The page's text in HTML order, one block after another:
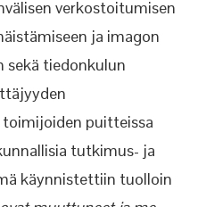
verkostoitumisen
ja imagon
sekä tiedonkulun
toimijoiden puitteissa
tutkimus- ja
käynnistettiin tuolloin